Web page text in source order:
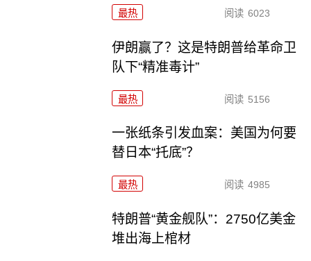
最热 阅读 6023
伊朗赢了？这是特朗普给革命卫
队下“精准毒计”
最热 阅读 5156
一张纸条引发血案：美国为何要
替日本“托底”？
最热 阅读 4985
特朗普“黄金舰队”：2750亿美金
堆出海上棺材